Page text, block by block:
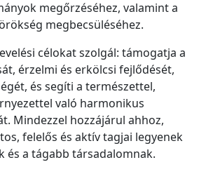
megőrzéséhez, valamint a
megbecsüléséhez.
célokat szolgál: támogatja a
érzelmi és erkölcsi fejlődését,
és segíti a természettel,
való harmonikus
Mindezzel hozzájárul ahhoz,
felelős és aktív tagjai legyenek
és a tágabb társadalomnak.